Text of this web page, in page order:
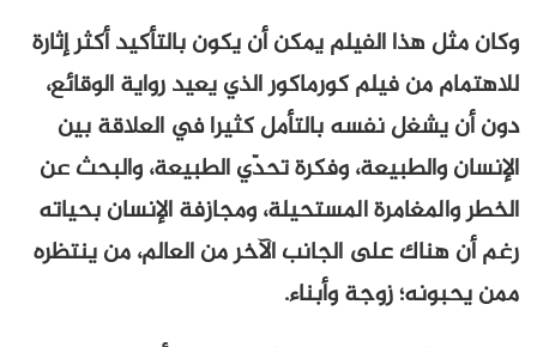
وكان مثل هذا الفيلم يمكن أن يكون بالتأكيد أكثر إثارة
للاهتمام من فيلم كورماكور الذي يعيد رواية الوقائع،
دون أن يشغل نفسه بالتأمل كثيرا في العلاقة بين
الإنسان والطبيعة، وفكرة تحدّي الطبيعة، والبحث عن
الخطر والمغامرة المستحيلة، ومجازفة الإنسان بحياته
رغم أن هناك على الجانب الآخر من العالم، من ينتظره
ممن يحبونه؛ زوجة وأبناء.